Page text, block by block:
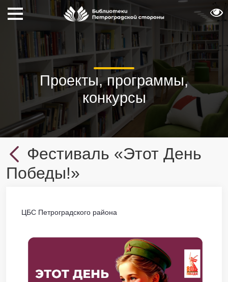
Проекты, программы,
конкурсы
Фестиваль «Этот День
Победы!»
ЦБС Петроградского района